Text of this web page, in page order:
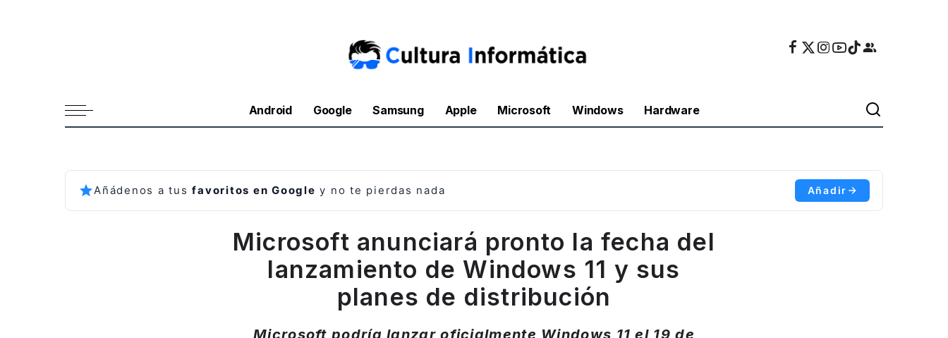
Android Google Samsung Apple Microsoft Windows Hardware
Añádenos a tusfavoritos en Google y no te pierdas nada Añadir
Microsoft anunciará pronto la fecha del
lanzamiento de Windows 11 y sus
planes de distribución
Microsoft podría lanzar oficialmente Windows 11 el 19 de